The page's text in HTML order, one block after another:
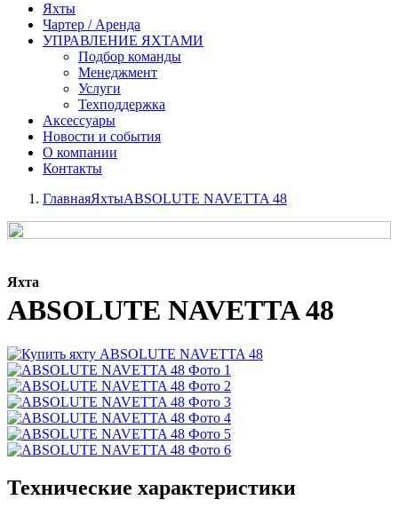
Яхты
Чартер / Аренда
УПРАВЛЕНИЕ ЯХТАМИ
Подбор команды
Менеджмент
Услуги
Техподдержка
Аксессуары
Новости и события
О компании
Контакты
ГлавнаяЯхтыABSOLUTE NAVETTA 48
Яхта
ABSOLUTE NAVETTA 48
Технические характеристики